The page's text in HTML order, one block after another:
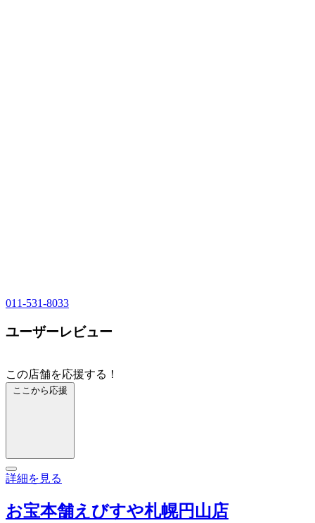
011-531-8033
ユーザーレビュー
この店舗を応援する！
ここから応援
詳細を見る
お宝本舗えびすや札幌円山店